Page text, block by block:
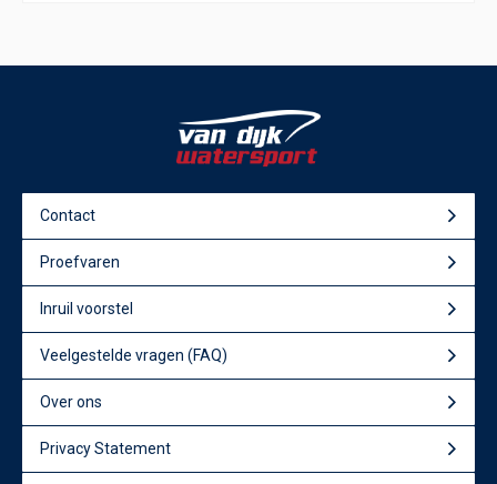
Contact
Proefvaren
Inruil voorstel
Veelgestelde vragen (FAQ)
Over ons
Privacy Statement